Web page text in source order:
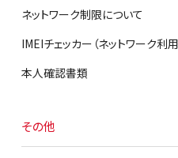
ネットワーク制限について
IMEIチェッカー（ネットワーク利
本人確認書類
その他